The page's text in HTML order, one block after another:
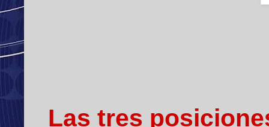
Las tres